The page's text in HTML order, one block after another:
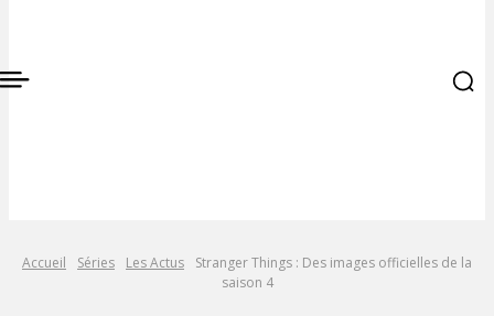
Accueil Séries Les Actus
Stranger Things : Des images officielles de la
saison 4